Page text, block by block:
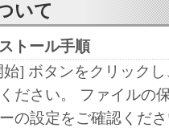
いて
トール手順
] ボタンをクリック
ださい。 ファイルの
の設定をご確認くだ